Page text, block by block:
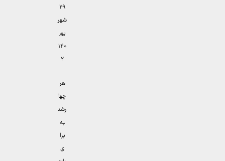
۲۹
شهر
یور
۱۴۰
۲
هر
چها
رشن
به
برا
ی